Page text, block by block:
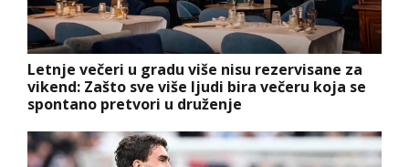
Letnje večeri u gradu više nisu rezervisane za
vikend: Zašto sve više ljudi bira večeru koja se
spontano pretvori u druženje